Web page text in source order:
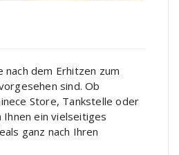
nach dem Erhitzen zum
sind. Ob
Store, Tankstelle oder
ein vielseitiges
ganz nach Ihren